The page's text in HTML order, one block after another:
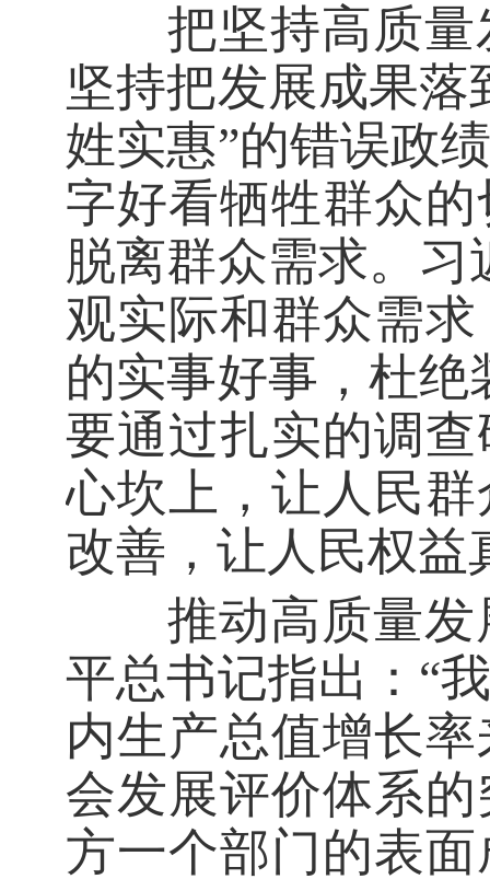
把坚持高质量
坚持把发展成果
姓实惠”的错误政
字好看牺牲群众
脱离群众需求。
观实际和群众需
的实事好事，杜
要通过扎实的调
心坎上，让人民
改善，让人民权益
推动高质量发
平总书记指出：“
内生产总值增长
会发展评价体系
方一个部门的表